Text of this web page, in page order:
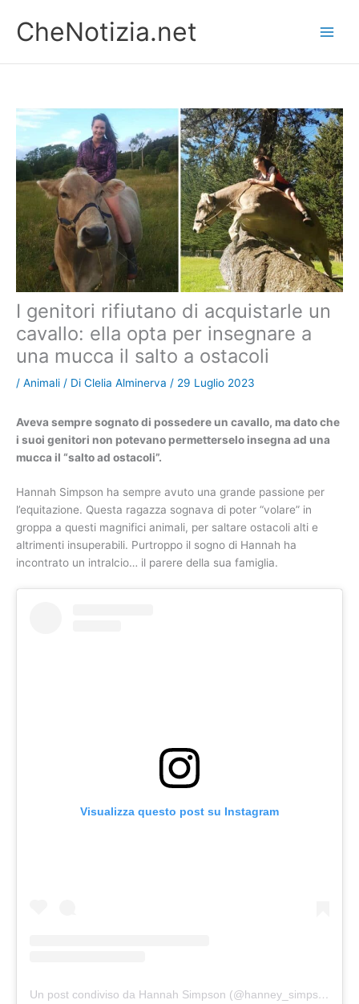
contenuto
CheNotizia.net
I genitori rifiutano di acquistarle un
cavallo: ella opta per insegnare a
una mucca il salto a ostacoli
/ Animali / Di Clelia Alminerva / 29 Luglio 2023
Aveva sempre sognato di possedere un cavallo, ma dato che
i suoi genitori non potevano permetterselo insegna ad una
mucca il “salto ad ostacoli”.
Hannah Simpson ha sempre avuto una grande passione per
l’equitazione. Questa ragazza sognava di poter “volare” in
groppa a questi magnifici animali, per saltare ostacoli alti e
altrimenti insuperabili. Purtroppo il sogno di Hannah ha
incontrato un intralcio… il parere della sua famiglia.
Visualizza questo post su Instagram
Un post condiviso da Hannah Simpson (@hanney_simpson)